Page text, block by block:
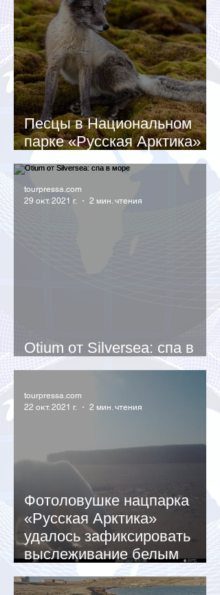
Песцы в Национальном
парке «Русская Арктика»
очень нравятся туристам
Otium от Silversea: cпа в
море
tourpressa.com
29 окт. 2021 г.
2 мин. чтения
Фотоловушке нацпарка
«Русская Арктика»
удалось зафиксировать
выслеживание белым
медведем моржа
tourpressa.com
22 окт. 2021 г.
2 мин. чтения